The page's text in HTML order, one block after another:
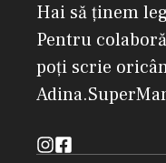
Hai să ținem
Pentru
poți scrie